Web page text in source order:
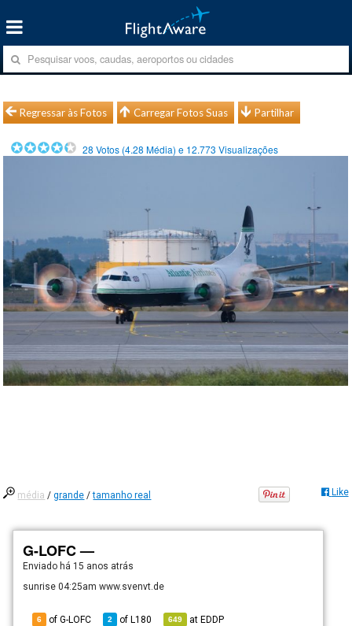
Regressar às Fotos Carregar Fotos Suas Partilhar
28 Votos (4.28 Média) e 12.773 Visualizações
média /grande /tamanho real Like
G-LOFC —
Enviado há 15 anos atrás
sunrise 04:25am www.svenvt.de
6 of G-LOFC 2 ofL180 649 atEDDP